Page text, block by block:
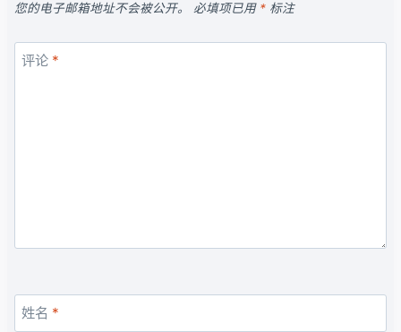
您的电子邮箱地址不会被公开。 必填项已用 * 标注
评论 *
姓名 *